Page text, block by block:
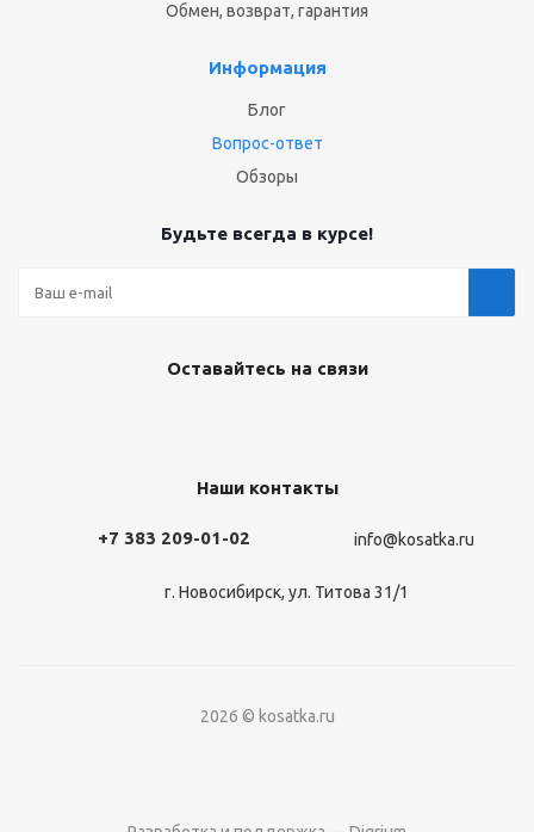
Обмен, возврат, гарантия
Информация
Блог
Вопрос-ответ
Обзоры
Будьте всегда в курсе!
Оставайтесь на связи
Наши контакты
+7 383 209-01-02 info@kosatka.ru
г. Новосибирск, ул. Титова 31/1
2026 © kosatka.ru